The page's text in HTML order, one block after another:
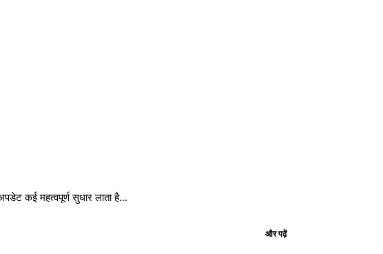
कई महत्वपूर्ण सुधार लाता है...
और पढ़ें